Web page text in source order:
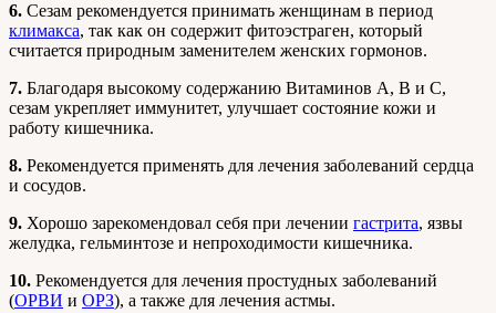
6. Сезам рекомендуется принимать женщинам в период
климакса, так как он содержит фитоэстраген, который
считается природным заменителем женских гормонов.
7. Благодаря высокому содержанию Витаминов А, В и С,
сезам укрепляет иммунитет, улучшает состояние кожи и
работу кишечника.
8. Рекомендуется применять для лечения заболеваний сердца
и сосудов.
9. Хорошо зарекомендовал себя при лечении гастрита, язвы
желудка, гельминтозе и непроходимости кишечника.
10. Рекомендуется для лечения простудных заболеваний
(ОРВИ и ОРЗ), а также для лечения астмы.